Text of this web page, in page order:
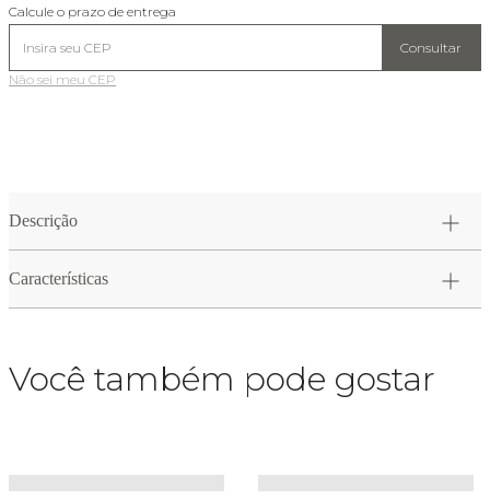
Calcule o prazo de entrega
Consultar
Não sei meu CEP
Descrição
Características
Você também pode gostar